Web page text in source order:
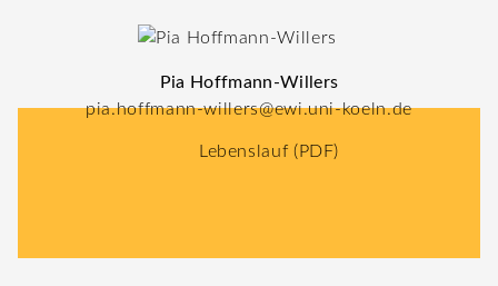
Pia Hoffmann-Willers
pia.hoffmann-willers@ewi.uni-koeln.de
Lebenslauf (PDF)